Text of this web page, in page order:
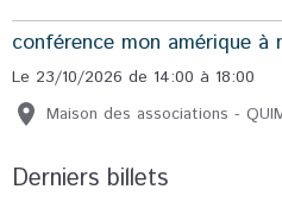
conférence mon amérique à
Le 23/10/2026 de 14:00 à 18:00
Maison des associations -
Derniers billets